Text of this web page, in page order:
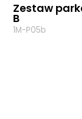
Zestaw
B
1M-P05b